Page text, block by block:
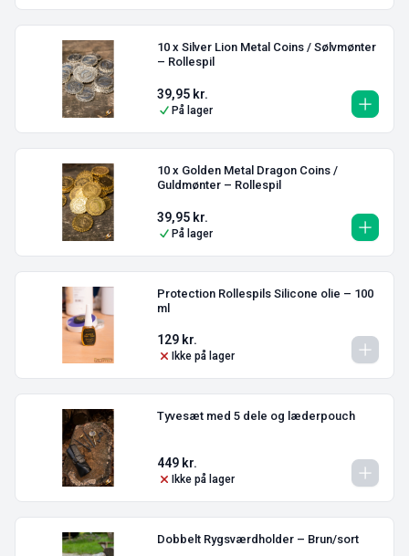
10 x Silver Lion Metal Coins / Sølvmønter
– Rollespil
39,95 kr.
På lager
10 x Golden Metal Dragon Coins /
Guldmønter – Rollespil
39,95 kr.
På lager
Protection Rollespils Silicone olie – 100
ml
129 kr.
Ikke på lager
Tyvesæt med 5 dele og læderpouch
449 kr.
Ikke på lager
Dobbelt Rygsværdholder – Brun/sort